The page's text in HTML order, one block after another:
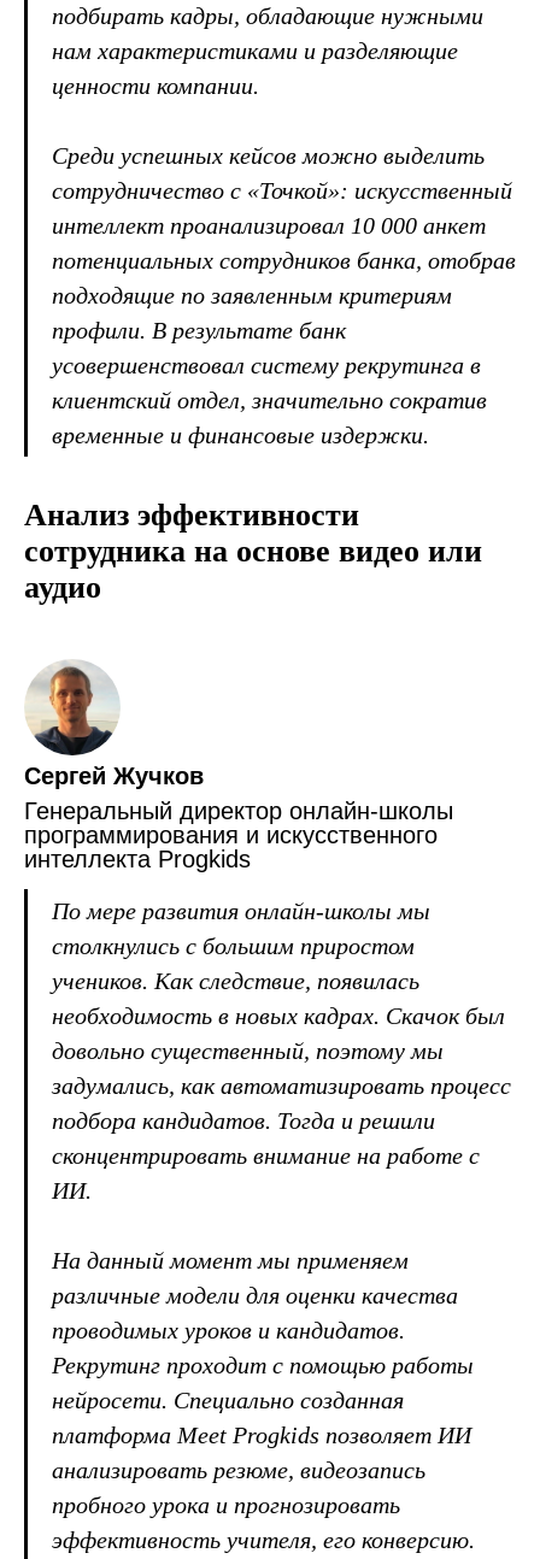
подбирать кадры, обладающие нужными
нам характеристиками и разделяющие
ценности компании.
Среди успешных кейсов можно выделить
сотрудничество с «Точкой»: искусственный
интеллект проанализировал 10 000 анкет
потенциальных сотрудников банка, отобрав
подходящие по заявленным критериям
профили. В результате банк
усовершенствовал систему рекрутинга в
клиентский отдел, значительно сократив
временные и финансовые издержки.
Анализ эффективности
сотрудника на основе видео или
аудио
Сергей Жучков
Генеральный директор онлайн-школы
программирования и искусственного
интеллекта Progkids
По мере развития онлайн-школы мы
столкнулись с большим приростом
учеников. Как следствие, появилась
необходимость в новых кадрах. Скачок был
довольно существенный, поэтому мы
задумались, как автоматизировать процесс
подбора кандидатов. Тогда и решили
сконцентрировать внимание на работе с
ИИ.
На данный момент мы применяем
различные модели для оценки качества
проводимых уроков и кандидатов.
Рекрутинг проходит с помощью работы
нейросети. Специально созданная
платформа Meet Progkids позволяет ИИ
анализировать резюме, видеозапись
пробного урока и прогнозировать
эффективность учителя, его конверсию.